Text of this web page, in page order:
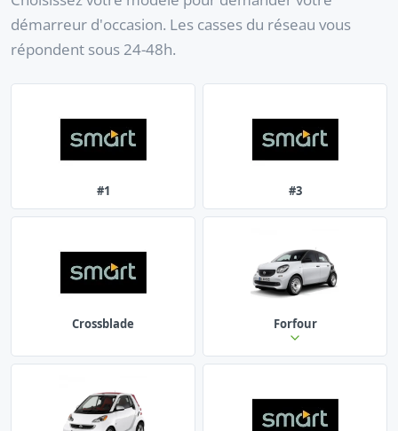
démarreur d'occasion. Les casses du réseau vous
répondent sous 24-48h.
#1 #3
Crossblade Forfour